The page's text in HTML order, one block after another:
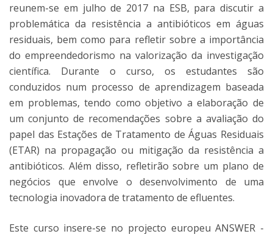
reunem-se em julho de 2017 na ESB, para discutir a
problemática da resistência a antibióticos em águas
residuais, bem como para refletir sobre a importância
do empreendedorismo na valorização da investigação
científica. Durante o curso, os estudantes são
conduzidos num processo de aprendizagem baseada
em problemas, tendo como objetivo a elaboração de
um conjunto de recomendações sobre a avaliação do
papel das Estações de Tratamento de Águas Residuais
(ETAR) na propagação ou mitigação da resistência a
antibióticos. Além disso, refletirão sobre um plano de
negócios que envolve o desenvolvimento de uma
tecnologia inovadora de tratamento de efluentes.
Este curso insere-se no projecto europeu ANSWER -